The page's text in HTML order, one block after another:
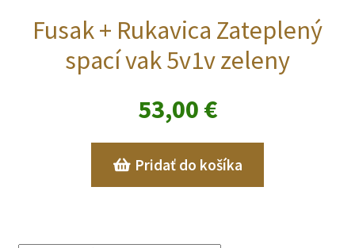
Fusak + Rukavica Zateplený
spací vak 5v1v zeleny
53,00 €
Pridať do košíka